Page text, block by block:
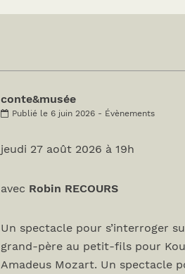
conte&musée
Publié le 6 juin 2026 - Évènements
jeudi 27 août 2026 à 19h
avec Robin RECOURS
Un spectacle pour s’interroger
grand-père au petit-fils pour
Amadeus Mozart. Un spectacle